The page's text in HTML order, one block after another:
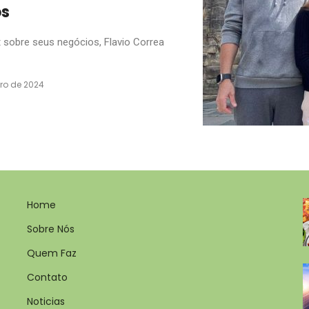
seus negócios, Flavio Correa
de 2024
Home
Sobre Nós
Quem Faz
Contato
Noticias